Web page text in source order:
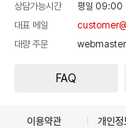
상담가능시간 평일 09:00
대표 메일
대량 주문
FAQ
이용약관 개인정